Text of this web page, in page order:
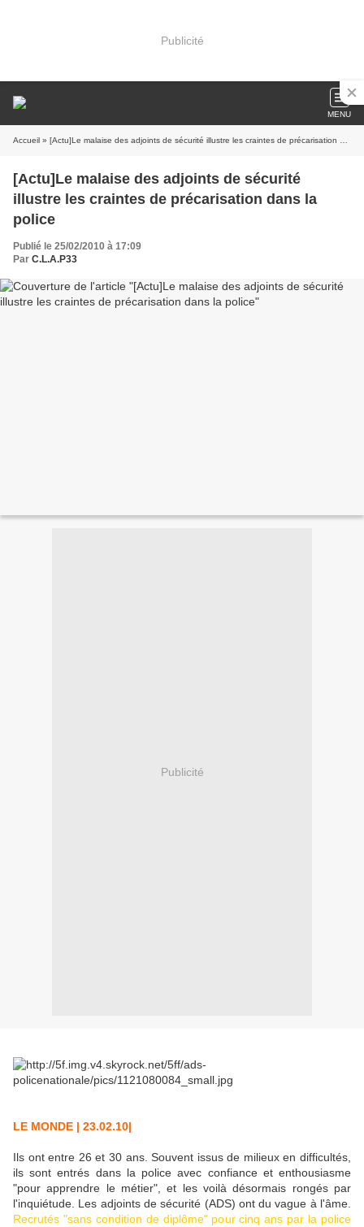
Publicité
MENU
Accueil » [Actu]Le malaise des adjoints de sécurité illustre les craintes de précarisation dans la police
[Actu]Le malaise des adjoints de sécurité
illustre les craintes de précarisation dans la
police
Publié le 25/02/2010 à 17:09
Par C.L.A.P33
Publicité
LE MONDE | 23.02.10|
Ils ont entre 26 et 30 ans. Souvent issus de milieux en difficultés,
ils sont entrés dans la police avec confiance et enthousiasme
"pour apprendre le métier", et les voilà désormais rongés par
l'inquiétude. Les adjoints de sécurité (ADS) ont du vague à l'âme.
Recrutés "sans condition de diplôme" pour cinq ans par la police